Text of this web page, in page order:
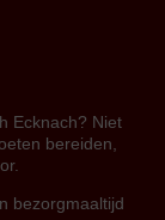
Ecknach? Niet
bereiden,
bezorgmaaltijd